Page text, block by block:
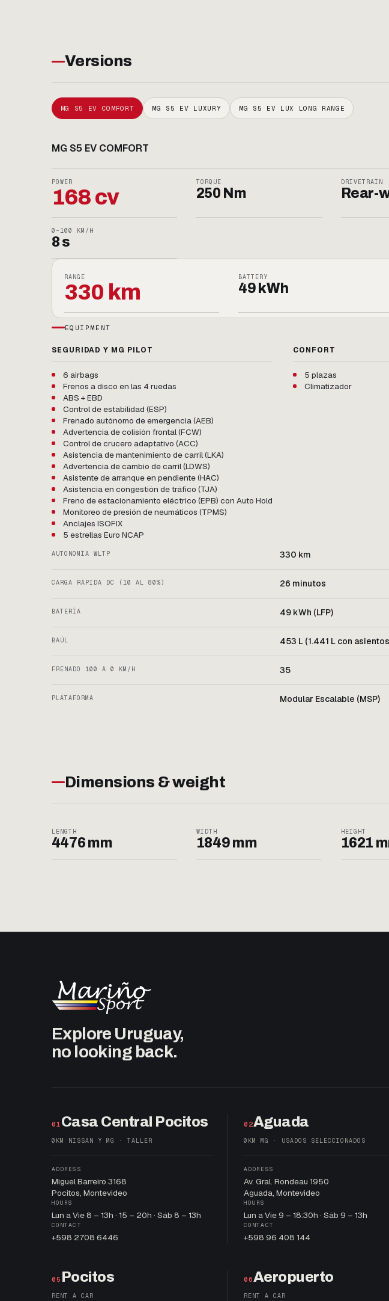
Versions
MG S5 EV COMFORT MG S5 EV LUXURY MG S5 EV LUX LONG RANGE
MG S5 EV COMFORT
POWER
168 cv
TORQUE
250 Nm
DRIVETRAIN
Rear-
0–100 KM/H
8 s
RANGE
330 km
BATTERY
49 kWh
EQUIPMENT
SEGURIDAD Y MG PILOT
6 airbags
Frenos a disco en las 4 ruedas
ABS + EBD
Control de estabilidad (ESP)
Frenado autónomo de emergencia (AEB)
Advertencia de colisión frontal (FCW)
Control de crucero adaptativo (ACC)
Asistencia de mantenimiento de carril (LKA)
Advertencia de cambio de carril (LDWS)
Asistente de arranque en pendiente (HAC)
Asistencia en congestión de tráfico (TJA)
Freno de estacionamiento eléctrico (EPB) con Auto Hold
Monitoreo de presión de neumáticos (TPMS)
Anclajes ISOFIX
5 estrellas Euro NCAP
CONFORT
5 plazas
Climatizador
AUTONOMÍA WLTP 330 km
CARGA RÁPIDA DC (10 AL 80%) 26 minutos
BATERÍA 49 kWh (LFP)
BAÚL 453 L (1.441 L con
FRENADO 100 A 0 KM/H 35
PLATAFORMA Modular Escalable (MSP)
Dimensions & weight
LENGTH
4476 mm
WIDTH
1849 mm
HEIGHT
1621
Explore Uruguay,
no looking back.
01 Casa Central Pocitos
0KM NISSAN Y MG · TALLER
ADDRESS
Miguel Barreiro 3168
Pocitos, Montevideo
HOURS
Lun a Vie 8 – 13h · 15 – 20h · Sáb 8 – 13h
CONTACT
+598 2708 6446
02Aguada
0KM MG · USADOS SELECCIONADOS
ADDRESS
Av. Gral. Rondeau 1950
Aguada, Montevideo
HOURS
Lun a Vie 9 – 18:30h · Sáb 9 – 13h
CONTACT
+598 96 408 144
05 Pocitos
RENT A CAR
06Aeropuerto
RENT A CAR